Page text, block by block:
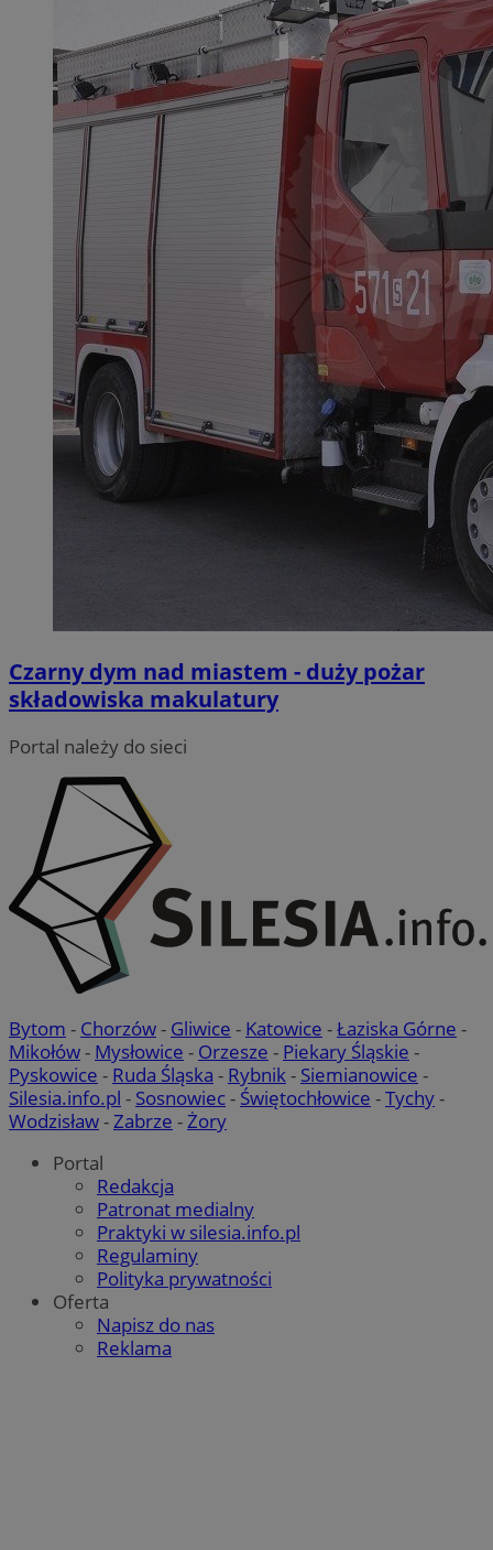
Czarny dym nad miastem - duży pożar
składowiska makulatury
Portal należy do sieci
Bytom - Chorzów- Gliwice - Katowice -Łaziska Górne -
Mikołów- Mysłowice - Orzesze - Piekary Śląskie -
Pyskowice - Ruda Śląska - Rybnik- Siemianowice -
Silesia.info.pl - Sosnowiec- Świętochłowice -Tychy-
Wodzisław-Zabrze -Żory
Portal
Redakcja
Patronat medialny
Praktyki w silesia.info.pl
Regulaminy
Polityka prywatności
Oferta
Napisz do nas
Reklama